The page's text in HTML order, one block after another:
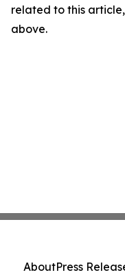
related to this
above.
AboutPress